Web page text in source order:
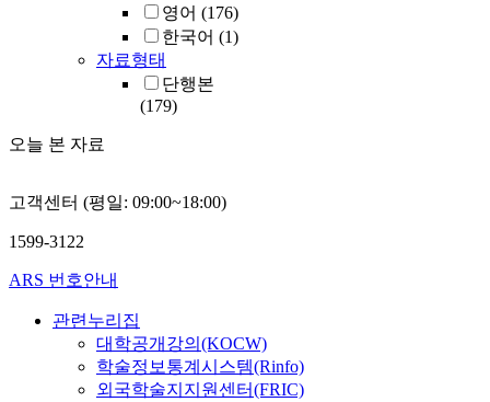
영어 (176)
한국어 (1)
자료형태
단행본
(179)
오늘 본 자료
고객센터 (평일: 09:00~18:00)
1599-3122
ARS 번호안내
관련누리집
대학공개강의(KOCW)
학술정보통계시스템(Rinfo)
외국학술지지원센터(FRIC)